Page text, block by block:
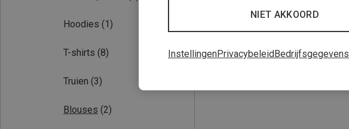
Hoodies (1)
T-shirts (8)
Truien (3)
Blouses (2)
NIET AKKOORD
InstellingenPrivacybeleidBedrijfsgegevens